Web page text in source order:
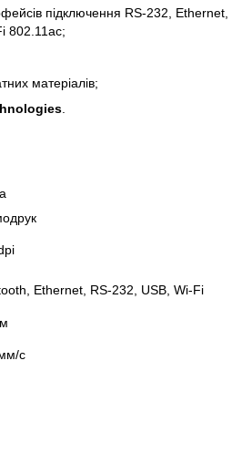
підключення RS-232, Ethernet,
802.11ac;
матеріалів;
Ethernet, RS-232, USB, Wi-Fi
с